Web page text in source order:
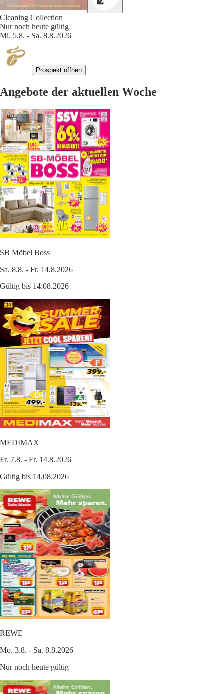
Cleaning Collection
Nur noch heute gültig
Mi. 5.8. - Sa. 8.8.2026
Prospekt öffnen
Angebote der aktuellen Woche
SB Möbel Boss
Sa. 8.8. - Fr. 14.8.2026
Gültig bis 14.08.2026
MEDIMAX
Fr. 7.8. - Fr. 14.8.2026
Gültig bis 14.08.2026
REWE
Mo. 3.8. - Sa. 8.8.2026
Nur noch heute gültig